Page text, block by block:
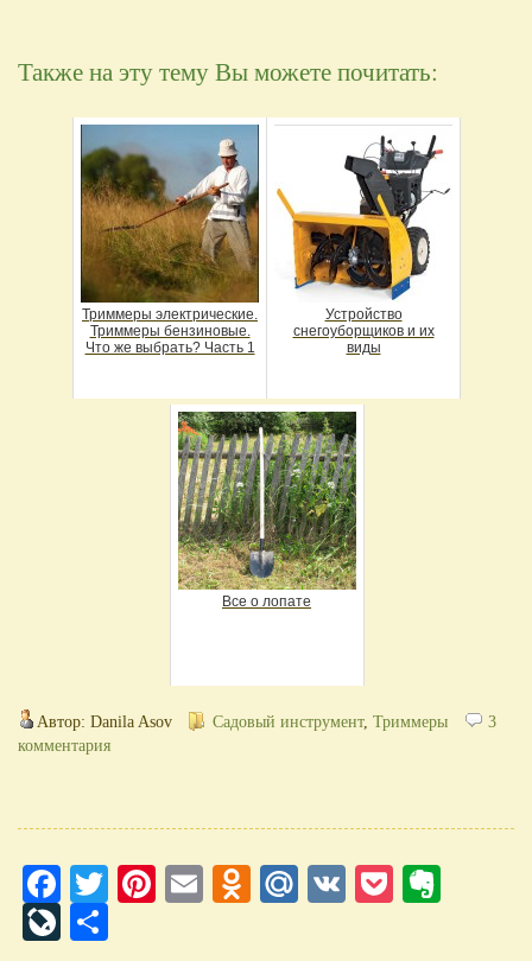
Также на эту тему Вы можете почитать:
Триммеры электрические.
Триммеры бензиновые.
Что же выбрать? Часть 1
Устройство
снегоуборщиков и их
виды
Все о лопате
Автор: Danila Asov Садовый инструмент, Триммеры
3
комментария
Facebook
TwitterPinterest
EmailOdnoklassniki
Mail.Ru
VK Pocket
LiveJournal